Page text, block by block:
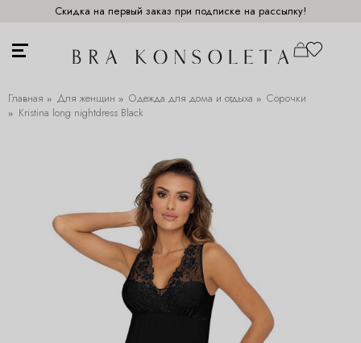
Скидка на первый заказ при подписке на рассылку!
Главная Для женщин Одежда для дома и отдыха
Сорочки
Kristina long nightdress Black